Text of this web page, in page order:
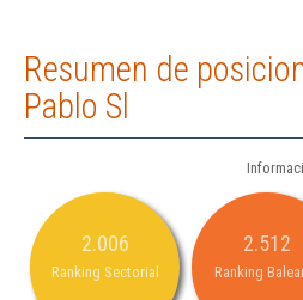
Resumen de
Pablo Sl
2.006
Ranking Sectorial
2.512
Ranking